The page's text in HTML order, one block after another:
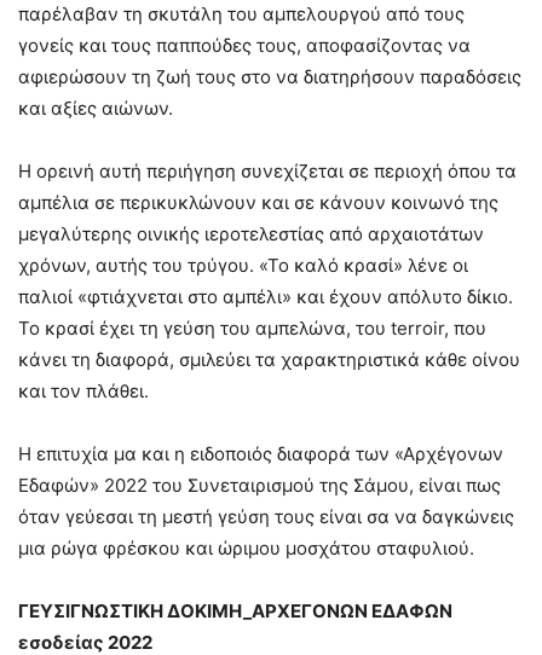
παρέλαβαν τη σκυτάλη του αμπελουργού από τους
γονείς και τους παππούδες τους, αποφασίζοντας να
αφιερώσουν τη ζωή τους στο να διατηρήσουν παραδόσεις
και αξίες αιώνων.
Η ορεινή αυτή περιήγηση συνεχίζεται σε περιοχή όπου τα
αμπέλια σε περικυκλώνουν και σε κάνουν κοινωνό της
μεγαλύτερης οινικής ιεροτελεστίας από αρχαιοτάτων
χρόνων, αυτής του τρύγου. «Το καλό κρασί» λένε οι
παλιοί «φτιάχνεται στο αμπέλι» και έχουν απόλυτο δίκιο.
Το κρασί έχει τη γεύση του αμπελώνα, του terroir, που
κάνει τη διαφορά, σμιλεύει τα χαρακτηριστικά κάθε οίνου
και τον πλάθει.
Η επιτυχία μα και η ειδοποιός διαφορά των «Αρχέγονων
Εδαφών» 2022 του Συνεταιρισμού της Σάμου, είναι πως
όταν γεύεσαι τη μεστή γεύση τους είναι σα να δαγκώνεις
μια ρώγα φρέσκου και ώριμου μοσχάτου σταφυλιού.
ΓΕΥΣΙΓΝΩΣΤΙΚΗ ΔΟΚΙΜΗ_ΑΡΧΕΓΟΝΩΝ ΕΔΑΦΩΝ
εσοδείας 2022